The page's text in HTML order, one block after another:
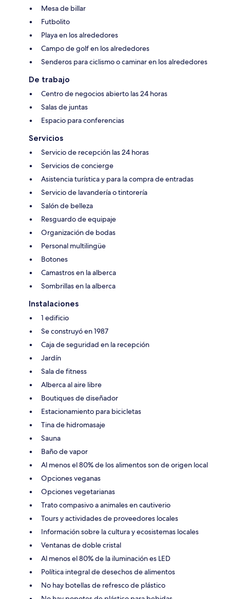
Mesa de billar
Futbolito
Playa en los alrededores
Campo de golf en los alrededores
Senderos para ciclismo o caminar en los alrededores
De trabajo
Centro de negocios abierto las 24 horas
Salas de juntas
Espacio para conferencias
Servicios
Servicio de recepción las 24 horas
Servicios de concierge
Asistencia turística y para la compra de entradas
Servicio de lavandería o tintorería
Salón de belleza
Resguardo de equipaje
Organización de bodas
Personal multilingüe
Botones
Camastros en la alberca
Sombrillas en la alberca
Instalaciones
1 edificio
Se construyó en 1987
Caja de seguridad en la recepción
Jardín
Sala de fitness
Alberca al aire libre
Boutiques de diseñador
Estacionamiento para bicicletas
Tina de hidromasaje
Sauna
Baño de vapor
Al menos el 80% de los alimentos son de origen local
Opciones veganas
Opciones vegetarianas
Trato compasivo a animales en cautiverio
Tours y actividades de proveedores locales
Información sobre la cultura y ecosistemas locales
Ventanas de doble cristal
Al menos el 80% de la iluminación es LED
Política integral de desechos de alimentos
No hay botellas de refresco de plástico